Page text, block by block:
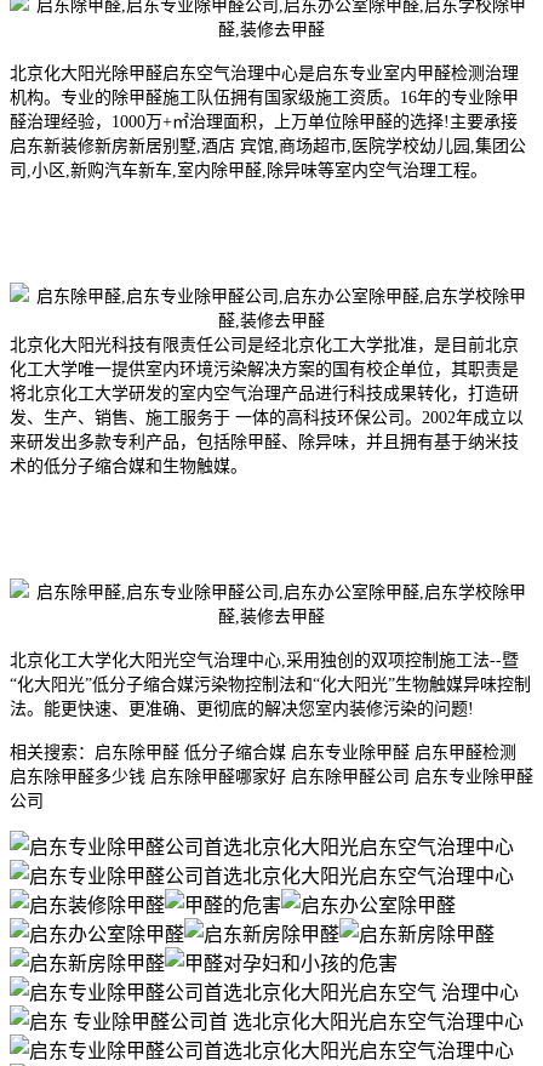
北京化大阳光除甲醛启东空气治理中心是启东专业室内甲醛检测治理
机构。专业的除甲醛施工队伍拥有国家级施工资质。16年的专业除甲
醛治理经验，1000万+㎡治理面积，上万单位除甲醛的选择!主要承接
启东新装修新房新居别墅,酒店 宾馆,商场超市,医院学校幼儿园,集团公
司,小区,新购汽车新车,室内除甲醛,除异味等室内空气治理工程。
北京化大阳光科技有限责任公司是经北京化工大学批准，是目前北京
化工大学唯一提供室内环境污染解决方案的国有校企单位，其职责是
将北京化工大学研发的室内空气治理产品进行科技成果转化，打造研
发、生产、销售、施工服务于 一体的高科技环保公司。2002年成立以
来研发出多款专利产品，包括除甲醛、除异味，并且拥有基于纳米技
术的低分子缩合媒和生物触媒。
北京化工大学化大阳光空气治理中心,采用独创的双项控制施工法--暨
“化大阳光”低分子缩合媒污染物控制法和“化大阳光”生物触媒异味控制
法。能更快速、更准确、更彻底的解决您室内装修污染的问题!
相关搜索：启东除甲醛 低分子缩合媒 启东专业除甲醛 启东甲醛检测
启东除甲醛多少钱 启东除甲醛哪家好 启东除甲醛公司 启东专业除甲醛
公司